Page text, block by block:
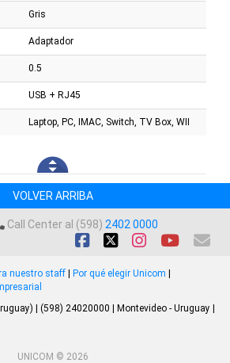
Gris
Adaptador
0.5
USB + RJ45
Laptop, PC, IMAC, Switch, TV Box, WII
VOLVER ARRIBA
Call Center al (598) 2402 0000
nuestro staff Por qué elegir Unicom
| (598) 24020000 | Montevideo - Uruguay |
UNICOM © 2026